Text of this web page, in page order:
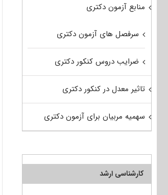
منابع آزمون دکتری
سرفصل های آزمون دکتری
ضرایب دروس کنکور دکتری
تاثیر معدل در کنکور دکتری
سهمیه مربیان برای آزمون دکتری
کارشناسی ارشد